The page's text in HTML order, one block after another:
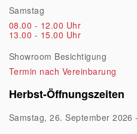
Samstag
08.00 - 12.00 Uhr
13.00 - 15.00 Uhr
Showroom Besichtigung
Termin nach Vereinbarung
Herbst-Öffnungszeiten
Samstag, 26. September 2026